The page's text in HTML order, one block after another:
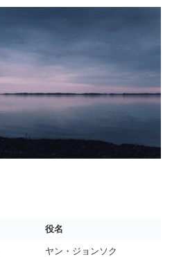
役名
ヤン・ジョンソク